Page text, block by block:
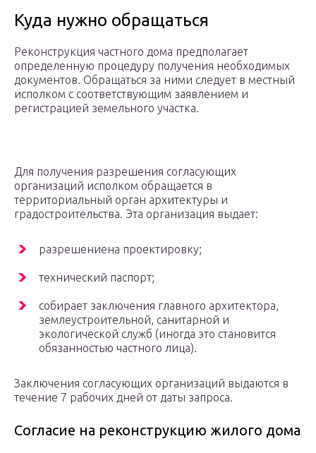
Куда нужно обращаться
Реконструкция частного дома предполагает
определенную процедуру получения необходимых
документов. Обращаться за ними следует в местный
исполком с соответствующим заявлением и
регистрацией земельного участка.
Для получения разрешения согласующих
организаций исполком обращается в
территориальный орган архитектуры и
градостроительства. Эта организация выдает:
разрешениена проектировку;
технический паспорт;
собирает заключения главного архитектора,
землеустроительной, санитарной и
экологической служб (иногда это становится
обязанностью частного лица).
Заключения согласующих организаций выдаются в
течение 7 рабочих дней от даты запроса.
Согласие на реконструкцию жилого дома